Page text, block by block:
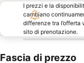
I prezzi e la
cambiano
differenze tra
sito di prenotazione.
Fascia di prezzo